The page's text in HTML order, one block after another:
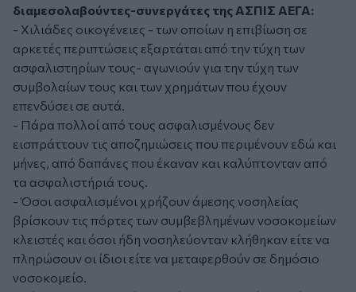
διαμεσολαβούντες-συνεργάτες της ΑΣΠΙΣ ΑΕΓΑ:
- Χιλιάδες οικογένειες - των οποίων η επιβίωση σε
αρκετές περιπτώσεις εξαρτάται από την τύχη των
ασφαλιστηρίων τους- αγωνιούν για την τύχη των
συμβολαίων τους και των χρημάτων που έχουν
επενδύσει σε αυτά.
- Πάρα πολλοί από τους ασφαλισμένους δεν
εισπράττουν τις αποζημιώσεις που περιμένουν εδώ και
μήνες, από δαπάνες που έκαναν και καλύπτονταν από
τα ασφαλιστήριά τους.
- Όσοι ασφαλισμένοι χρήζουν άμεσης νοσηλείας
βρίσκουν τις πόρτες των συμβεβλημένων νοσοκομείων
κλειστές και όσοι ήδη νοσηλεύονταν κλήθηκαν είτε να
πληρώσουν οι ίδιοι είτε να μεταφερθούν σε δημόσιο
νοσοκομείο.